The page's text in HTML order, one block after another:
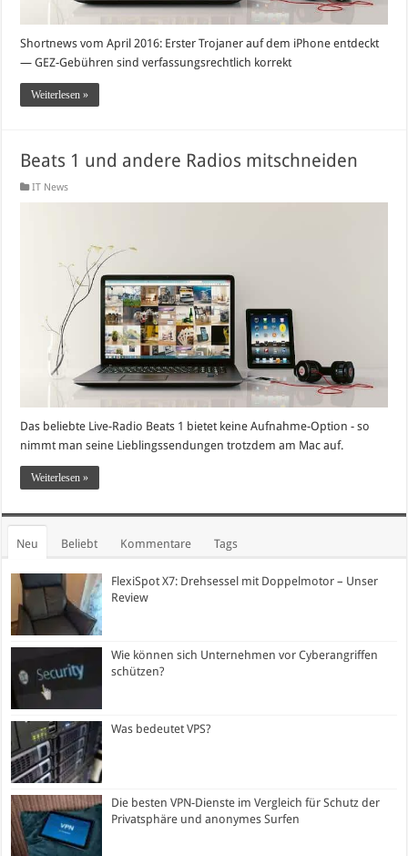
Shortnews vom April 2016: Erster Trojaner auf dem iPhone entdeckt
— GEZ-Gebühren sind verfassungsrechtlich korrekt
Weiterlesen »
Beats 1 und andere Radios mitschneiden
IT News
Das beliebte Live-Radio Beats 1 bietet keine Aufnahme-Option - so
nimmt man seine Lieblingssendungen trotzdem am Mac auf.
Weiterlesen »
Neu Beliebt Kommentare Tags
FlexiSpot X7: Drehsessel mit Doppelmotor – Unser
Review
Wie können sich Unternehmen vor Cyberangriffen
schützen?
Was bedeutet VPS?
Die besten VPN-Dienste im Vergleich für Schutz der
Privatsphäre und anonymes Surfen